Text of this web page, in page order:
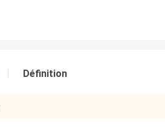
Définition